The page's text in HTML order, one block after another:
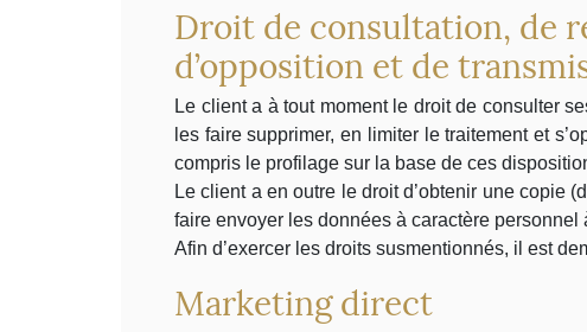
Droit de consultation, de
d’opposition et de
Le client a à tout moment le droit de consulter
les faire supprimer, en limiter le traitement et
compris le profilage sur la base de ces
Le client a en outre le droit d’obtenir une copie
faire envoyer les données à caractère personnel
Afin d’exercer les droits susmentionnés, il est
Marketing direct